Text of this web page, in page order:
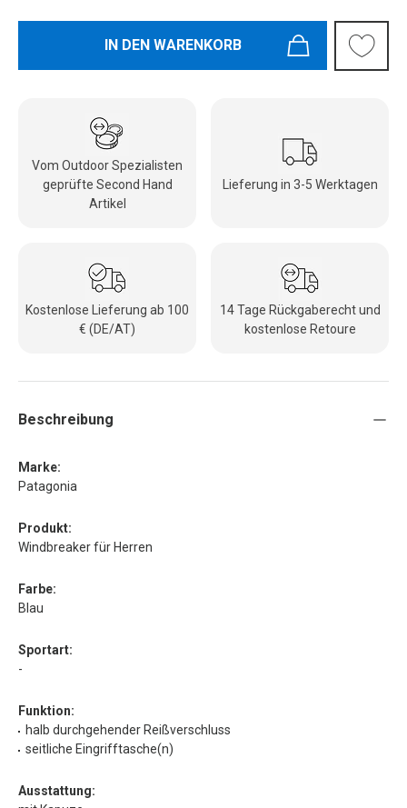
IN DEN WARENKORB
Vom Outdoor Spezialisten
geprüfte Second Hand
Artikel
Lieferung in 3-5 Werktagen
Kostenlose Lieferung ab 100
€ (DE/AT)
14 Tage Rückgaberecht und
kostenlose Retoure
Beschreibung
Marke:
Patagonia
Produkt:
Windbreaker für Herren
Farbe:
Blau
Sportart:
-
Funktion:
halb durchgehender Reißverschluss
seitliche Eingrifftasche(n)
Ausstattung: